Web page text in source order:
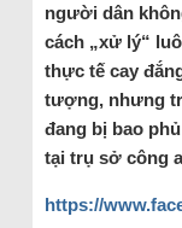
người dân
cách „xử lý“
thực tế cay
tượng, nhưng
đang bị bao
tại trụ sở công
https://